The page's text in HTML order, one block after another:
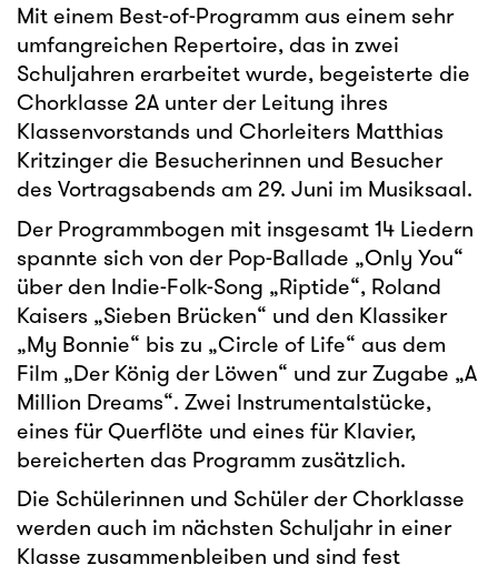
Mit einem Best-of-Programm aus einem sehr
umfangreichen Repertoire, das in zwei
Schuljahren erarbeitet wurde, begeisterte die
Chorklasse 2A unter der Leitung ihres
Klassenvorstands und Chorleiters Matthias
Kritzinger die Besucherinnen und Besucher
des Vortragsabends am 29. Juni im Musiksaal.
Der Programmbogen mit insgesamt 14 Liedern
spannte sich von der Pop-Ballade „Only You“
über den Indie-Folk-Song „Riptide“, Roland
Kaisers „Sieben Brücken“ und den Klassiker
„My Bonnie“ bis zu „Circle of Life“ aus dem
Film „Der König der Löwen“ und zur Zugabe „A
Million Dreams“. Zwei Instrumentalstücke,
eines für Querflöte und eines für Klavier,
bereicherten das Programm zusätzlich.
Die Schülerinnen und Schüler der Chorklasse
werden auch im nächsten Schuljahr in einer
Klasse zusammenbleiben und sind fest